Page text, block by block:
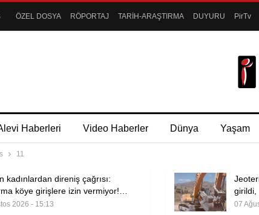
ÖZEL DOSYA RÖPORTAJ TARİH-ARAŞTIRMA DUYURU PirTv
Haberleri Video Haberler Dünya Yaşam
11
kadınlardan direniş çağrısı:
köye girişlere izin vermiyor!…
2026 - 15:13
girildi,
07